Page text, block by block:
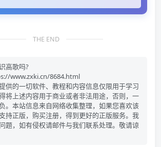
THE END
高歌吗?
www.zxki.cn/8684.html
供的一切软件、教程和内容信息仅限用于学习
将上述内容用于商业或者非法用途，否则，一
。本站信息来自网络收集整理，如果您喜欢该
持正版，购买注册，得到更好的正版服务。我
题，如有侵权请邮件与我们联系处理。敬请谅